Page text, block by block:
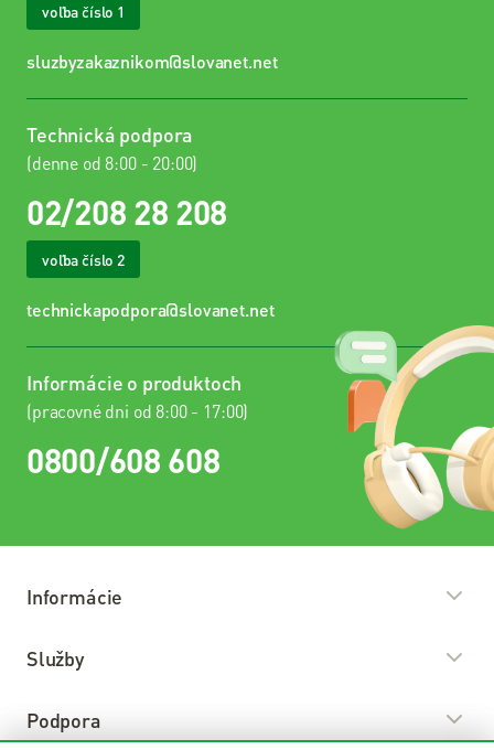
voľba číslo 1
sluzbyzakaznikom@slovanet.net
Technická podpora
(denne od 8:00 - 20:00)
02/208 28 208
voľba číslo 2
technickapodpora@slovanet.net
Informácie o produktoch
(pracovné dni od 8:00 - 17:00)
0800/608 608
Informácie
O nás
Kariéra
Služby
Internet
Podpora